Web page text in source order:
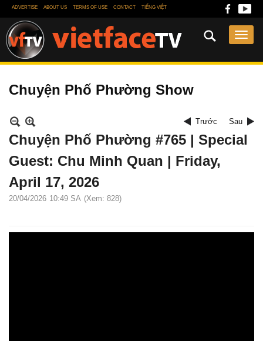
ADVERTISE ABOUT US TERMS OF USE CONTACT TIẾNG VIỆT
Chuyện Phố Phường Show
Trước Sau
Chuyện Phố Phường #765 | Special
Guest: Chu Minh Quan | Friday,
April 17, 2026
20/04/2026 10:49 SA (Xem: 828)